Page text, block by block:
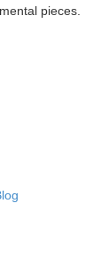
pieces.